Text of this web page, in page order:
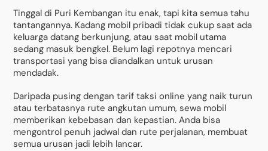
Tinggal di Puri Kembangan itu enak, tapi kita semua tahu
tantangannya. Kadang mobil pribadi tidak cukup saat ada
keluarga datang berkunjung, atau saat mobil utama
sedang masuk bengkel. Belum lagi repotnya mencari
transportasi yang bisa diandalkan untuk urusan
mendadak.
Daripada pusing dengan tarif taksi online yang naik turun
atau terbatasnya rute angkutan umum, sewa mobil
memberikan kebebasan dan kepastian. Anda bisa
mengontrol penuh jadwal dan rute perjalanan, membuat
semua urusan jadi lebih lancar.